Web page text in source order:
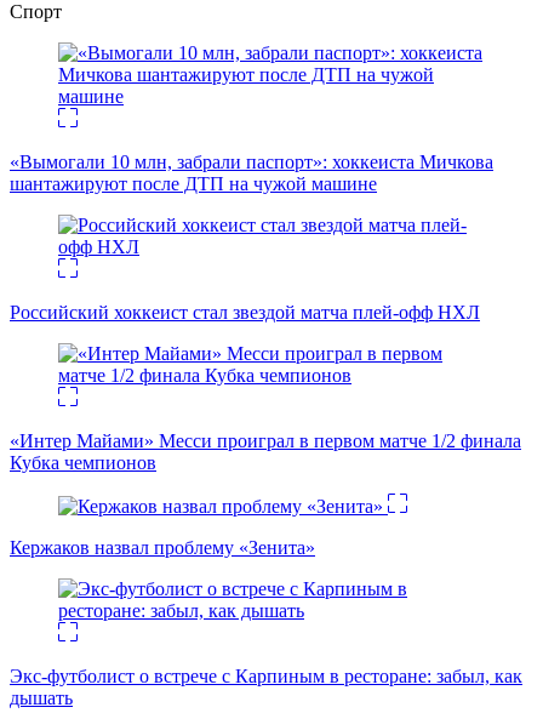
Спорт
«Вымогали 10 млн, забрали паспорт»: хоккеиста Мичкова
шантажируют после ДТП на чужой машине
Российский хоккеист стал звездой матча плей-офф НХЛ
«Интер Майами» Месси проиграл в первом матче 1/2 финала
Кубка чемпионов
Кержаков назвал проблему «Зенита»
Экс-футболист о встрече с Карпиным в ресторане: забыл, как
дышать